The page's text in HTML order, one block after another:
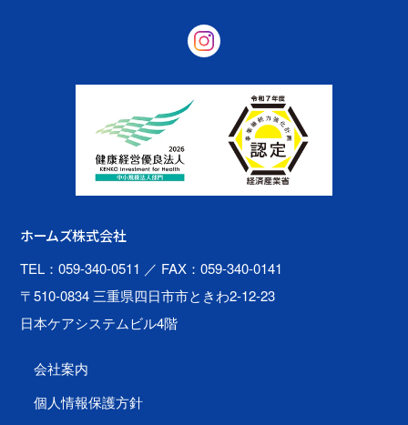
ホームズ株式会社
TEL：059-340-0511 ／ FAX：059-340-0141
〒510-0834 三重県四日市市ときわ2-12-23
日本ケアシステムビル4階
会社案内
個人情報保護方針